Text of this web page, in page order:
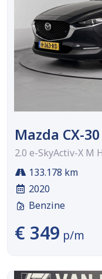
Mazda CX-30
2.0 e-SkyActiv-X M
133.178 km
2020
Benzine
€ 349 p/m